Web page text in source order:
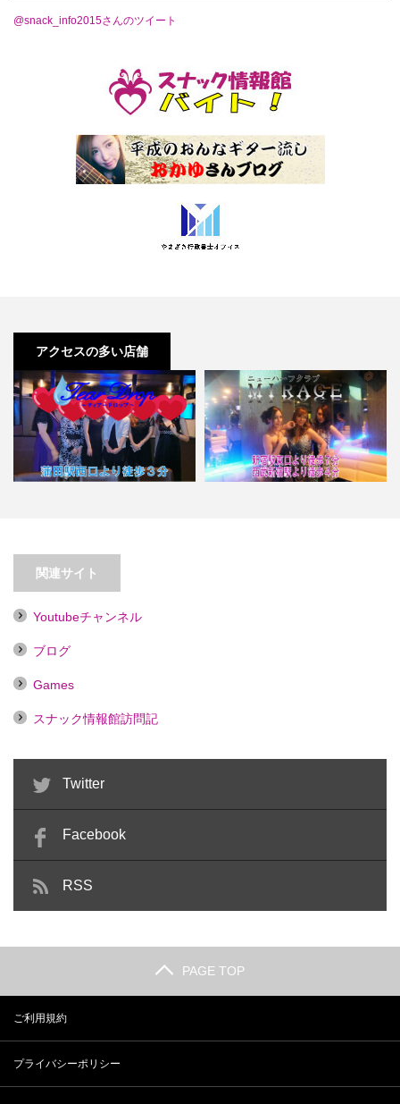
@snack_info2015さんのツイート
アクセスの多い店舗
【蒲田】Tear Drop～ティア―ド
ロップ～
関連サイト
Youtubeチャンネル
ブログ
Games
スナック情報館訪問記
Twitter
Facebook
RSS
PAGE TOP
ご利用規約
プライバシーポリシー